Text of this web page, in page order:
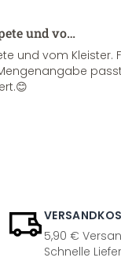
und vo…
und vom Kleister.
5,90 €
Schnelle